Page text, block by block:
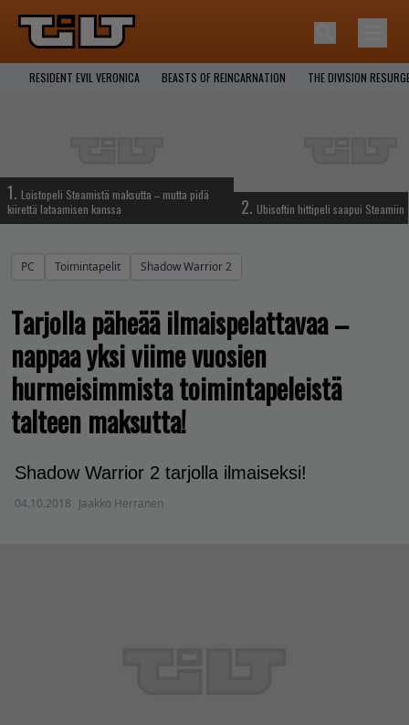
RESIDENT EVIL VERONICA BEASTS OF REINCARNATION THE DIVISION
1. Loistopeli Steamistä maksutta – mutta pidä
kiirettä lataamisen kanssa
2. Ubisoftin hittipeli saapui Steamiin
PC Toimintapelit Shadow Warrior 2
Tarjolla päheää ilmaispelattavaa –
nappaa yksi viime vuosien
hurmeisimmista toimintapeleistä
talteen maksutta!
Shadow Warrior 2 tarjolla ilmaiseksi!
04.10.2018 Jaakko Herranen